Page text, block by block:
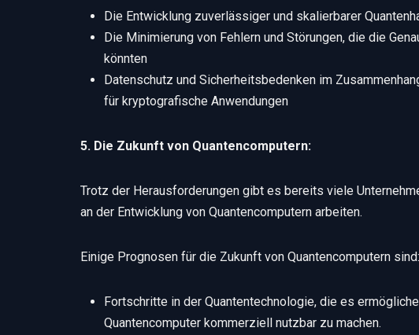
Die Entwicklung zuverlässiger und skalierbarer
Die Minimierung von Fehlern und Störungen, die die
könnten
Datenschutz und Sicherheitsbedenken im
für kryptografische Anwendungen
5. Die Zukunft von Quantencomputern:
Trotz der Herausforderungen gibt es bereits viele
an der Entwicklung von Quantencomputern arbeiten.
Einige Prognosen für die Zukunft von Quantencomputern sind:
Fortschritte in der Quantentechnologie, die es
Quantencomputer kommerziell nutzbar zu machen.